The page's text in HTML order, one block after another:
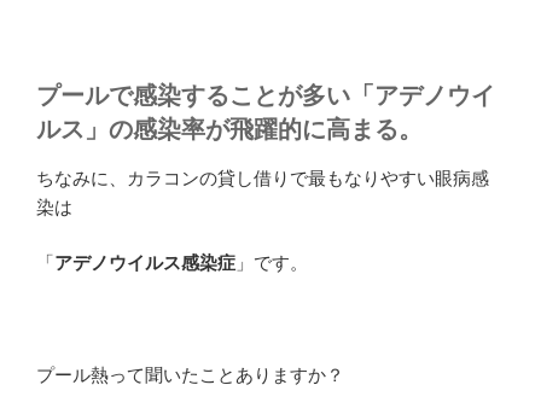
プールで感染することが多い「アデノウイ
ルス」の感染率が飛躍的に高まる。
ちなみに、カラコンの貸し借りで最もなりやすい眼病感
染は
「アデノウイルス感染症 」です。
プール熱って聞いたことありますか？